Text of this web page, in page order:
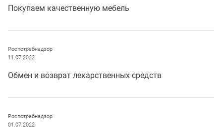
Покупаем качественную мебель
Роспотребнадзор
11.07.2022
Обмен и возврат лекарственных средств
Роспотребнадзор
01.07.2022